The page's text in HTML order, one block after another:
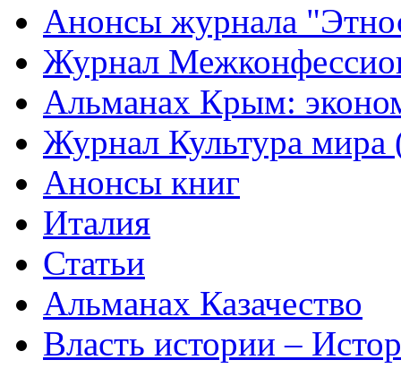
Анонсы журнала
Журнал
Альманах Крым:
Журнал Культура
Анонсы книг
Италия
Статьи
Альманах Казачество
Власть истории –